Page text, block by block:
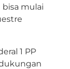
bisa mulai
1 PP